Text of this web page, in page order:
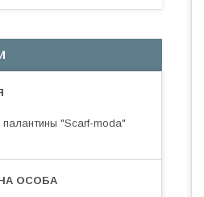
палантины "Scarf-moda"